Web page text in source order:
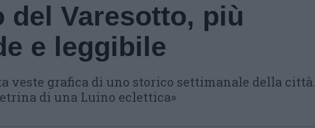
del Varesotto, più
e leggibile
veste grafica di uno storico settimanale della città.
di una Luino eclettica»